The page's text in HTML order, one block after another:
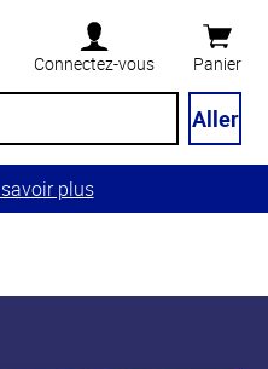
Connectez-vous Panier
Aller
plus